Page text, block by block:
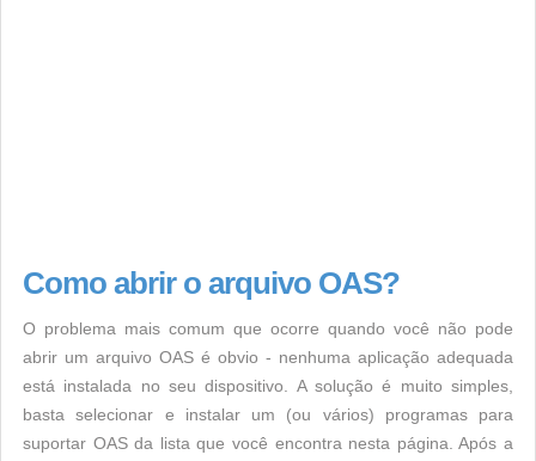
Como abrir o arquivo OAS?
O problema mais comum que ocorre quando você não pode
abrir um arquivo OAS é obvio - nenhuma aplicação adequada
está instalada no seu dispositivo. A solução é muito simples,
basta selecionar e instalar um (ou vários) programas para
suportar OAS da lista que você encontra nesta página. Após a